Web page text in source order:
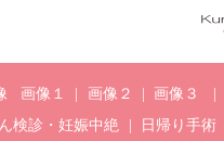
画像１ 画像２ 画像３
検診・妊娠中絶
日帰り手術